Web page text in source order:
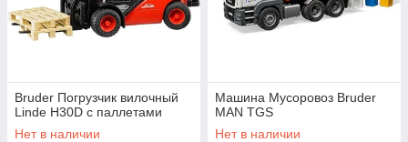
Bruder Погрузчик вилочный
Linde H30D с паллетами
Нет в наличии
Машина Мусоровоз Bruder
MAN TGS
Нет в наличии